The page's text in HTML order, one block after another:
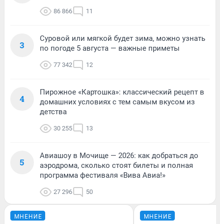
86 866 11
3
Суровой или мягкой будет зима, можно узнать
по погоде 5 августа — важные приметы
77 342 12
4
Пирожное «Картошка»: классический рецепт в
домашних условиях с тем самым вкусом из
детства
30 255 13
5
Авиашоу в Мочище — 2026: как добраться до
аэродрома, сколько стоят билеты и полная
программа фестиваля «Вива Авиа!»
27 296 50
МНЕНИЕ МНЕНИЕ